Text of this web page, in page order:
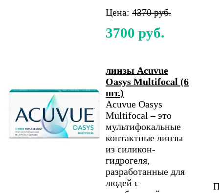
Цена: 4370 руб.
3700 руб.
линзы Acuvue
Oasys Multifocal (6
шт.)
Acuvue Oasys
Multifocal – это
мультифокальные
контактные линзы
из силикон-
гидрогеля,
разработанные для
людей с